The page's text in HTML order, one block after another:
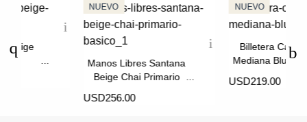
Beige
Manos Libres Santana
Beige Chai Primario
USD256.00
Billetera
Mediana Blush
USD219.00